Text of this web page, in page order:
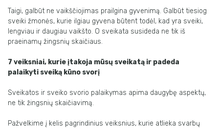
Taigi, galbūt ne vaikščiojimas prailgina gyvenimą. Galbūt tiesiog
sveiki žmonės, kurie ilgiau gyvena būtent todėl, kad yra sveiki,
lengviau ir daugiau vaikšto. O sveikata susideda ne tik iš
praeinamų žingsnių skaičiaus.
7 veiksniai, kurie įtakoja mūsų sveikatą ir padeda
palaikyti sveiką kūno svorį
Sveikatos ir sveiko svorio palaikymas apima daugybę aspektų,
ne tik žingsnių skaičiavimą.
Pažvelkime į kelis pagrindinius veiksnius, kurie atlieka svarbų